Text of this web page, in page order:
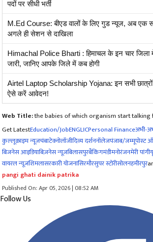
पदों पर सीधी भर्ती
M.Ed Course: बीएड वालों के लिए गुड न्यूज, अब एक
अगले ही सेशन से दाखिला
Himachal Police Bharti : हिमाचल के इन चार जिला
जारी, जानिए आपके जिले में कब होगी
Airtel Laptop Scholarship Yojana: इन सभी छात्रों
ऐसे करें आवेदन!
Web Title:the babies of which organism start
Get LatestEducation/JobENGLICPersonal Financeअभी-
कुल्लूक्राइम न्यूजचंबाटेक्नोलॉजीदिव्य दर्शननॉलेजपंजाब/जम्मूपोस्ट
बिजनेस आइडियाबिज़नेस न्यूज़बिलासपुरबैंकिंगमंडीमनोरंजनमेरी पांगी
वायरल न्यूज़शिमलासरकारी योजनासिरमौरसुपर स्टोरीसोलनहमीरपुर
pangi ghati dainik patrika
Published On: Apr 05, 2026 | 08:52 AM
Follow Us